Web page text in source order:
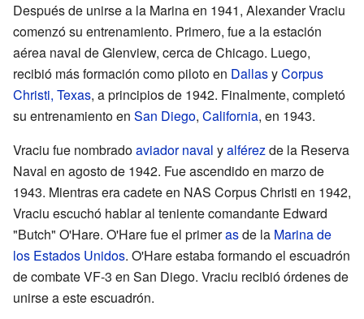
Después de unirse a la Marina en 1941, Alexander Vraciu
comenzó su entrenamiento. Primero, fue a la estación
aérea naval de Glenview, cerca de Chicago. Luego,
recibió más formación como piloto en DallasyCorpus
Christi, Texas, a principios de 1942. Finalmente, completó
su entrenamiento en San Diego, California, en 1943.
Vraciu fue nombradoaviador naval yalférezde la Reserva
Naval en agosto de 1942. Fue ascendido en marzo de
1943. Mientras era cadete en NAS Corpus Christi en 1942,
Vraciu escuchó hablar al teniente comandante Edward
"Butch" O'Hare. O'Hare fue el primerasde la Marina de
los Estados Unidos. O'Hare estaba formando el escuadrón
de combate VF-3 en San Diego. Vraciu recibió órdenes de
unirse a este escuadrón.